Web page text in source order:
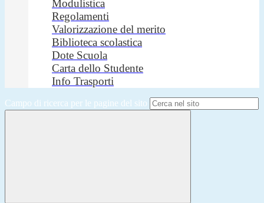
Modulistica
Regolamenti
Valorizzazione del merito
Biblioteca scolastica
Dote Scuola
Carta dello Studente
Info Trasporti
Campo di ricerca per le pagine del sito